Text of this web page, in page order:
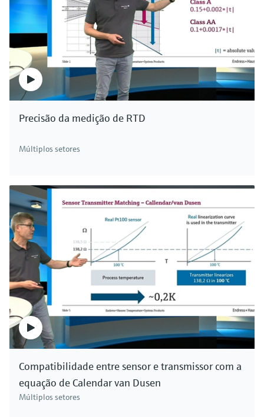
Precisão da medição de RTD
Múltiplos setores
Compatibilidade entre sensor e transmissor com a
equação de Calendar van Dusen
Múltiplos setores